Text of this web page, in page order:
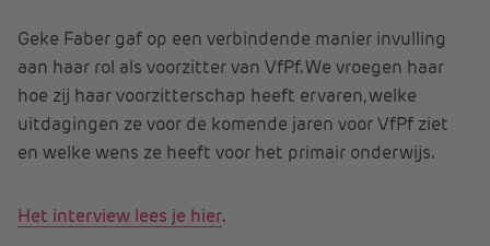
Geke Faber gaf op een verbindende manier invulling
aan haar rol als voorzitter van VfPf. We vroegen haar
hoe zij haar voorzitterschap heeft ervaren, welke
uitdagingen ze voor de komende jaren voor VfPf ziet
en welke wens ze heeft voor het primair onderwijs.
Het interview lees je hier.